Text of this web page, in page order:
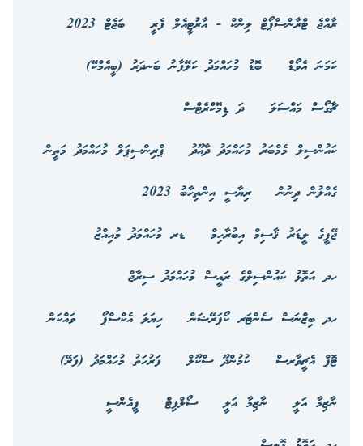
ރާއްޖެ ޓްރާންސްޕޯޓް ލިންކް - އާރުޓީއެލް ފެރީ
ބަޖެޓް 2023
ކަމަނަ އެވޯޑް
ބޮޑު މުހައްމަދު ކަލޭފާނު ބަނދަރު (ބީއެމްކޭ)
ޗާގޯސް މައްސަލަ
ދަ ޑިމޮކްރެޓްސް
ކައުންސިލް މެމްބަރު މުހައްމަދު ދާއޫދު
ޕްރިންސިޕަލް މުހައްމަދު މަތީން
ގެއްލުން ދިނުން
ރިޔާސީ އިންތިހާބު 2023
ޖޭޕީގެ ލީޑަރު ޤާސިމް އިބުރާހިމް
ޑރ މުހައްމަދު މުއިއްޒު
ހދ އަތޮޅު ކައުންސިލްގެ ރައީސް މުހައްމަދު ސިރާޖް
ހދ ބިޒްނަސް ސެންޓަރ ކޯޕަރޭޝަން
ހިޔަލަ އެކްސްޕޯ
ވައްކަން
ޓޮޕް އެޗީވާރސް
ކުމުންދޫ ސްކޫލް
ފަރުހަތު މުހައްމަދު (ފަރޭ)
ނާޒިމާ އަލީ
ނާޒިމާ އަލީ ސޯލްފިޓް
ޕީއެންސީ